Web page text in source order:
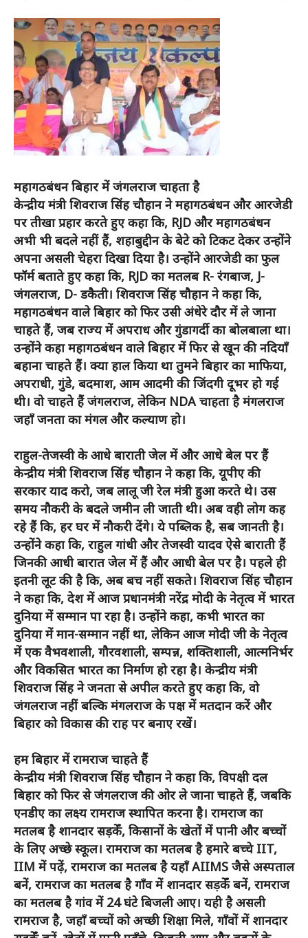
महागठबंधन बिहार में जंगलराज चाहता है
केन्द्रीय मंत्री शिवराज सिंह चौहान ने महागठबंधन और आरजेडी
पर तीखा प्रहार करते हुए कहा कि, RJD और महागठबंधन
अभी भी बदले नहीं हैं, शहाबुद्दीन के बेटे को टिकट देकर उन्होंने
अपना असली चेहरा दिखा दिया है। उन्होंने आरजेडी का फुल
फॉर्म बताते हुए कहा कि, RJD का मतलब R- रंगबाज, J-
जंगलराज, D- डकैती। शिवराज सिंह चौहान ने कहा कि,
महागठबंधन वाले बिहार को फिर उसी अंधेरे दौर में ले जाना
चाहते हैं, जब राज्य में अपराध और गुंडागर्दी का बोलबाला था।
उन्होंने कहा महागठबंधन वाले बिहार में फिर से खून की नदियाँ
बहाना चाहते हैं। क्या हाल किया था तुमने बिहार का माफिया,
अपराधी, गुंडे, बदमाश, आम आदमी की जिंदगी दूभर हो गई
थी। वो चाहते हैं जंगलराज, लेकिन NDA चाहता है मंगलराज
जहाँ जनता का मंगल और कल्याण हो।
राहुल-तेजस्वी के आधे बाराती जेल में और आधे बेल पर हैं
केन्द्रीय मंत्री शिवराज सिंह चौहान ने कहा कि, यूपीए की
सरकार याद करो, जब लालू जी रेल मंत्री हुआ करते थे। उस
समय नौकरी के बदले जमीन ली जाती थी। अब वही लोग कह
रहे हैं कि, हर घर में नौकरी देंगे। ये पब्लिक है, सब जानती है।
उन्होंने कहा कि, राहुल गांधी और तेजस्वी यादव ऐसे बाराती हैं
जिनकी आधी बारात जेल में हैं और आधी बेल पर है। पहले ही
इतनी लूट की है कि, अब बच नहीं सकते। शिवराज सिंह चौहान
ने कहा कि, देश में आज प्रधानमंत्री नरेंद्र मोदी के नेतृत्व में भारत
दुनिया में सम्मान पा रहा है। उन्होंने कहा, कभी भारत का
दुनिया में मान-सम्मान नहीं था, लेकिन आज मोदी जी के नेतृत्व
में एक वैभवशाली, गौरवशाली, सम्पन्न, शक्तिशाली, आत्मनिर्भर
और विकसित भारत का निर्माण हो रहा है। केन्द्रीय मंत्री
शिवराज सिंह ने जनता से अपील करते हुए कहा कि, वो
जंगलराज नहीं बल्कि मंगलराज के पक्ष में मतदान करें और
बिहार को विकास की राह पर बनाए रखें।
हम बिहार में रामराज चाहते हैं
केन्द्रीय मंत्री शिवराज सिंह चौहान ने कहा कि, विपक्षी दल
बिहार को फिर से जंगलराज की ओर ले जाना चाहते हैं, जबकि
एनडीए का लक्ष्य रामराज स्थापित करना है। रामराज का
मतलब है शानदार सड़केँ, किसानों के खेतों में पानी और बच्चों
के लिए अच्छे स्कूल। रामराज का मतलब है हमारे बच्चे IIT,
IIM में पढ़ें, रामराज का मतलब है यहाँ AIIMS जैसे अस्पताल
बनें, रामराज का मतलब है गाँव में शानदार सड़केँ बनें, रामराज
का मतलब है गांव में 24 घंटे बिजली आए। यही है असली
रामराज है, जहाँ बच्चों को अच्छी शिक्षा मिले, गाँवों में शानदार